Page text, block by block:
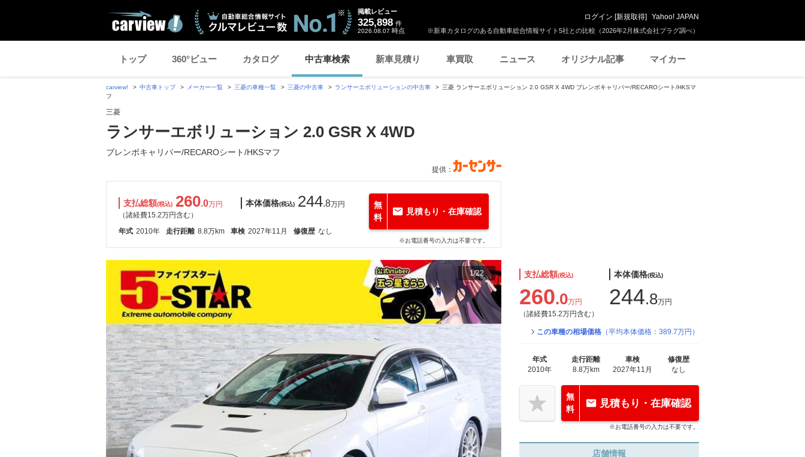
※新車カタログのある自動車総合情報サイト5社との比較（2026年2月株式会社プラグ調べ）
掲載レビュー
325,898 件
2026.08.07 時点
ログイン [新規取得] Yahoo! JAPAN
トップ 360°ビュー カタログ 中古車検索 新車見積り 車買取 ニュース オリジナル記事 マイカー
carview! 中古車トップ メーカー一覧 三菱の車種一覧 三菱の中古車 ランサーエボリューションの中古車
三菱 ランサーエボリューション 2.0 GSR X 4WD ブレンボキャリパー/RECAROシート/HKSマ
フ
三菱
ランサーエボリューション 2.0 GSR X 4WD
ブレンボキャリパー/RECAROシート/HKSマフ
提供：
支払総額(税込) 260.0万円
（諸経費15.2万円含む）
本体価格(税込) 244.8万円
年式 2010年 走行距離 8.8万km 車検 2027年11月 修復歴 なし
無
料
見積もり・在庫確認
※お電話番号の入力は不要です。
1/22 支払総額(税込)
260.0万円
（諸経費15.2万円含む）
本体価格(税込)
244.8万円
この車種の相場価格 （平均本体価格：389.7万円）
年式
2010年
走行距離
8.8万km
車検
2027年11月
修復歴
なし
無
料
見積もり・在庫確認
※お電話番号の入力は不要です。
店舗情報